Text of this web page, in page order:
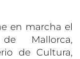
en marcha el
Mallorca,
de Cultura,